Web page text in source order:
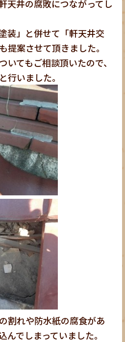
天井の腐敗につながってし
装」と併せて「軒天井交
提案させて頂きました。
いてもご相談頂いたので、
行いました。
割れや防水紙の腐食があ
んでしまっていました。